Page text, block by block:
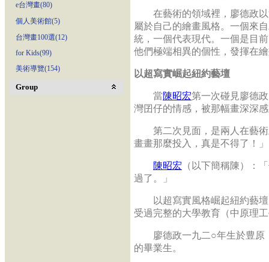
e台灣畫(80)
個人美術館(5)
台灣畫100選(12)
for Kids(99)
美術導覽(154)
Group
在藝術的領域裡，廖德政以
屬於自己的繪畫風格。一個來
統，一個代表現代。一個是目
他們極端相異的個性，發揮在
以超寫實崛起紐約藝壇
當陳昭宏第一次碰見廖德
灣囝仔的情感，被那幅畫深深
第二次見面，是兩人在藝術
畫畫那麼投入，真是不得了！」
陳昭宏 （以下簡稱陳）：
過了。」
以超寫實風格崛起紐約藝
受過完整的大學教育（中原理
廖德政一九二○年生於豊原
的畢業生。